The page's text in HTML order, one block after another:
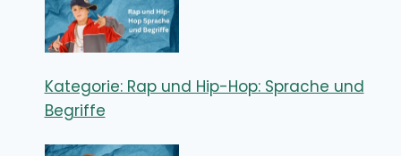
Kategorie: Rap und Hip-Hop: Sprache und
Begriffe